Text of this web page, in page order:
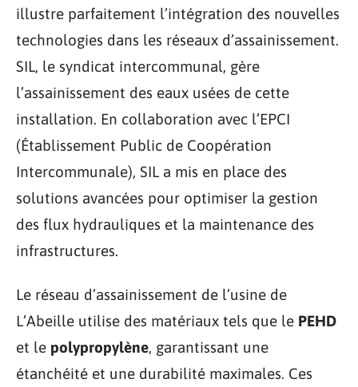
illustre parfaitement l’intégration des nouvelles
technologies dans les réseaux d’assainissement.
SIL, le syndicat intercommunal, gère
l’assainissement des eaux usées de cette
installation. En collaboration avec l’EPCI
(Établissement Public de Coopération
Intercommunale), SIL a mis en place des
solutions avancées pour optimiser la gestion
des flux hydrauliques et la maintenance des
infrastructures.
Le réseau d’assainissement de l’usine de
L’Abeille utilise des matériaux tels que le PEHD
et le polypropylène, garantissant une
étanchéité et une durabilité maximales. Ces